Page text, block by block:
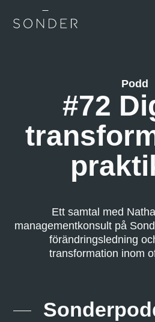
Podd
#72
Ett samtal med
managementkonsult på
förändringsledning
transformation inom